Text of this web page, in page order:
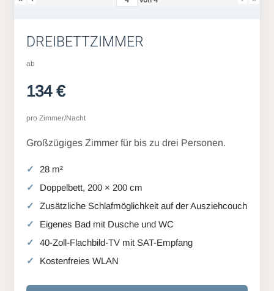
DREIBETTZIMMER
ab
134 €
pro Zimmer/Nacht
Großzügiges Zimmer für bis zu drei Personen.
28 m²
Doppelbett, 200 × 200 cm
Zusätzliche Schlafmöglichkeit auf der Ausziehcouch
Eigenes Bad mit Dusche und WC
40-Zoll-Flachbild-TV mit SAT-Empfang
Kostenfreies WLAN